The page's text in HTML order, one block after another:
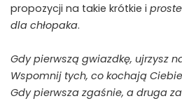
propozycji na takie krótkie i
dla chłopaka.
Gdy pierwszą gwiazdkę, ujrzysz
Wspomnij tych, co kochają Ciebie
Gdy pierwsza zgaśnie, a druga